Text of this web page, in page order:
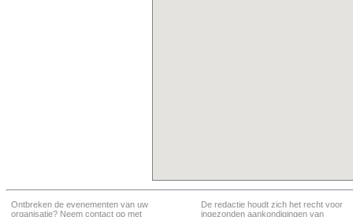
Ontbreken de evenementen van uw
organisatie? Neem contact op met
De redactie houdt zich het recht voor
ingezonden aankondigingen van